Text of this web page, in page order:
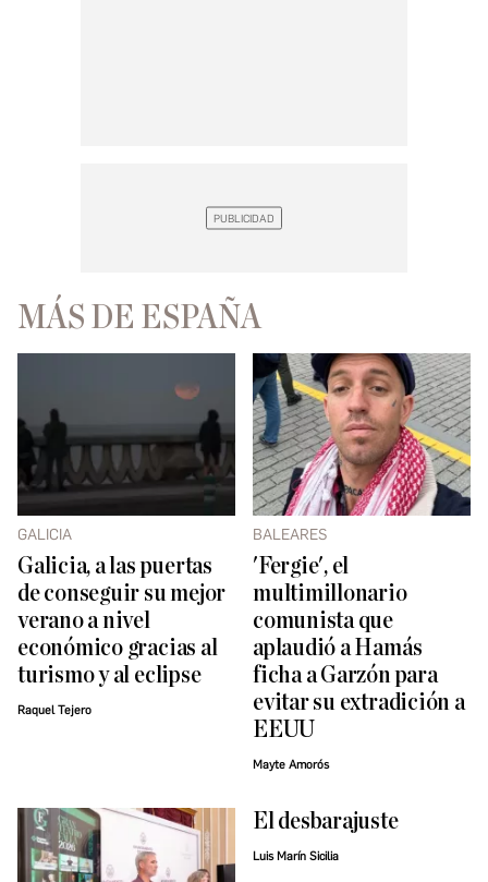
MÁS DE ESPAÑA
GALICIA
Galicia, a las puertas
de conseguir su mejor
verano a nivel
económico gracias al
turismo y al eclipse
Raquel Tejero
BALEARES
'Fergie', el
multimillonario
comunista que
aplaudió a Hamás
ficha a Garzón para
evitar su extradición a
EEUU
Mayte Amorós
El desbarajuste
Luis Marín Sicilia